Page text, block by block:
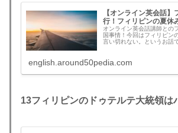
【オンライン英会話
行！フィリピンの夏休
オンライン英会話講師との
国事情！今回はフィリピン
言い切れない。というお話
english.around50pedia.com
13フィリピンのドゥテルテ大統領は